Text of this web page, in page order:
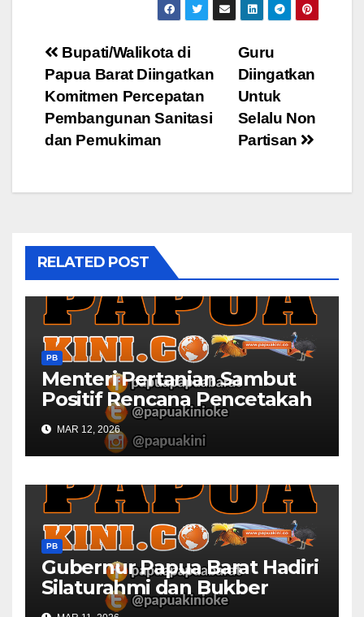
Post
navigation
Guru
Diingatkan
Untuk
Selalu Non
Partisan
Bupati/Walikota di
Papua Barat Diingatkan
Komitmen Percepatan
Pembangunan Sanitasi
dan Pemukiman
RELATED POST
PB
Menteri Pertanian Sambut
Positif Rencana Pencetakah
Sawah dan Ladang di Papua
Barat
MAR 12, 2026
PB
Gubernur Papua Barat Hadiri
Silaturahmi dan Bukber
Bersama DPR RI dan